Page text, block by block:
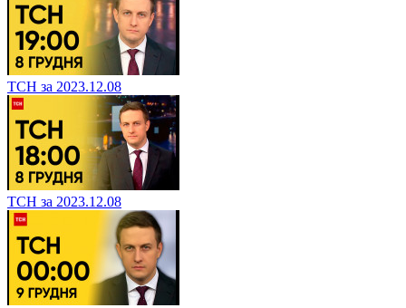
ТСН за 2023.12.08
ТСН за 2023.12.08